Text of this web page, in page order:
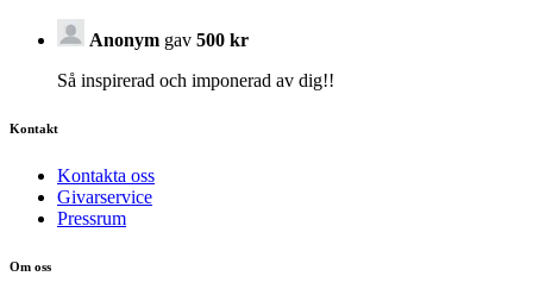
Anonym gav 500 kr
Så inspirerad och imponerad av dig!!
Kontakt
Kontakta oss
Givarservice
Pressrum
Om oss